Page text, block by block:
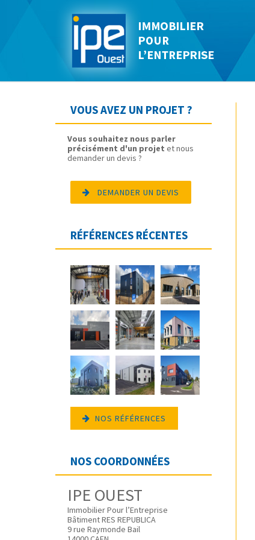
VOUS AVEZ UN PROJET ?
Vous souhaitez nous parler
précisément d'un projet et nous
demander un devis ?
DEMANDER UN DEVIS
RÉFÉRENCES RÉCENTES
NOS RÉFÉRENCES
NOS COORDONNÉES
IPE OUEST
Immobilier Pour l’Entreprise
Bâtiment RES REPUBLICA
9 rue Raymonde Bail